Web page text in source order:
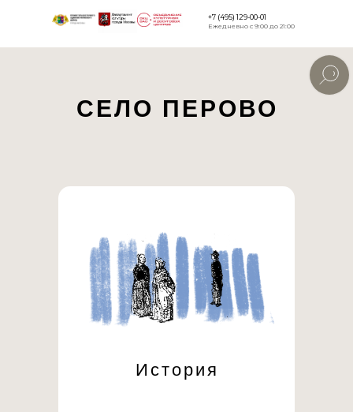
Версия для
+7 (495) 129-00-01
Ежедневно с 9:00 до 21:00
СЕЛО ПЕРОВО
История